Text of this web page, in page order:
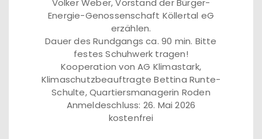
Volker Weber, Vorstand der Bürger-
Energie-Genossenschaft Köllertal eG
erzählen.
Dauer des Rundgangs ca. 90 min. Bitte
festes Schuhwerk tragen!
Kooperation von AG Klimastark,
Klimaschutzbeauftragte Bettina Runte-
Schulte, Quartiersmanagerin Roden
Anmeldeschluss: 26. Mai 2026
kostenfrei